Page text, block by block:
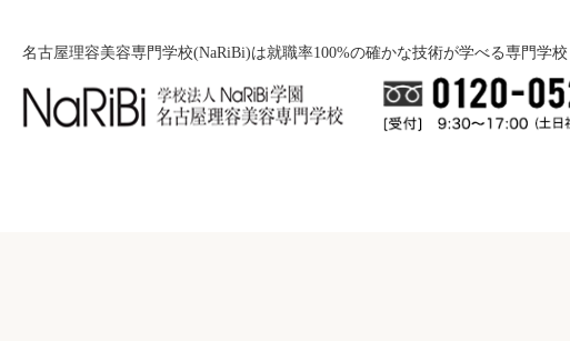
名古屋理容美容専門学校(NaRiBi)は就職率100%の確かな技術が学べる専門学校